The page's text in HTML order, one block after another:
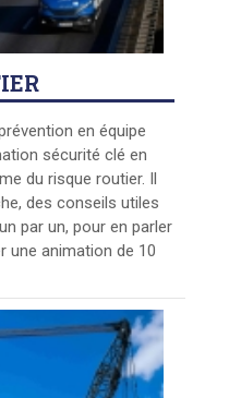
en équipe
sécurité clé en
du risque routier. Il
des conseils utiles
par un, pour en parler
une animation de 10